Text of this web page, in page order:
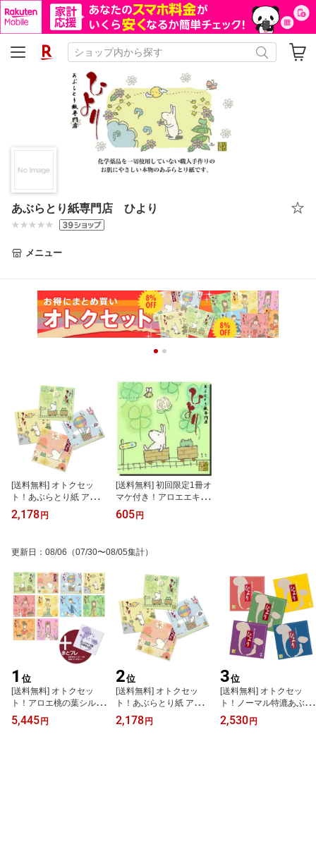
あぶらとり紙専門店 ひより
メニュー
[送料無料] オトクセッ
ト！あぶらとり紙 アロ
エ・シルク・桃の葉・ノ
ーマル【せのおりか】大
2,178 円
[送料無料] 初回限定1冊オ
マケ付き！アロエエキス
配合あぶらとり紙【せの
おりか】大サイズ 1冊
605 円
更新日 ： 08/06 （07/30〜08/05集計）
1 位
[送料無料] オトクセッ
ト！アロエ桃の葉シルク
ノーマル、6種類の香り
大サイズ 合計10冊＋オ
5,445 円
2位
[送料無料] オトクセッ
ト！あぶらとり紙 アロ
エ・シルク・桃の葉・ノ
ーマル【せのおりか】大
2,178 円
3位
[送料無料] オトクセッ
ト！ノーマル特漉あぶら
とり紙【定番ひ印】大サ
イズ 5冊
2,530 円